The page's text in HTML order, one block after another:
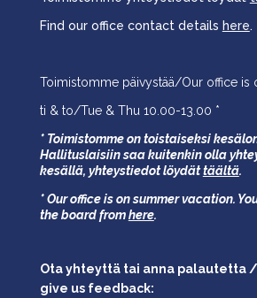
Find our office contact details here.
Toimistomme päivystää/Our office is
ti & to/Tue & Thu 10.00-13.00 *
* Toimistomme on toistaiseksi
Hallituslaisiin saa kuitenkin olla
kesällä, yhteystiedot löydättäältä.
* Our office is on summer vacation.
the board fromhere.
Ota yhteyttä tai anna palautetta
give us feedback: